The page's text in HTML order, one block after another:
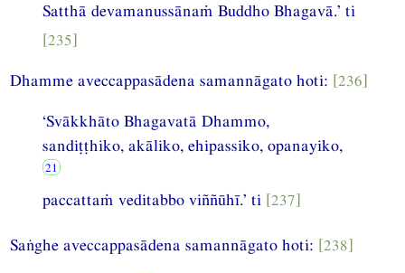
Satthā devamanussānaṁ Buddho Bhagavā.’ ti
[235]
Dhamme aveccappasādena samannāgato hoti: [236]
‘Svākkhāto Bhagavatā Dhammo,
sandiṭṭhiko, akāliko, ehipassiko, opanayiko,
paccattaṁ veditabbo viññūhī.’ ti [237]
Saṅghe aveccappasādena samannāgato hoti: [238]